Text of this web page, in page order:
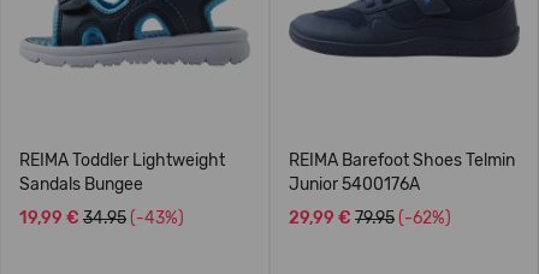
REIMA Toddler Lightweight
Sandals Bungee
19,99 € 34.95 (-43%)
REIMA Barefoot Shoes Telmin
Junior 5400176A
29,99 € 79.95 (-62%)